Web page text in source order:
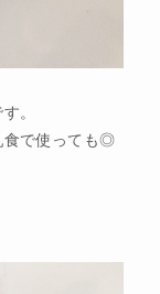
。
食で使っても◎